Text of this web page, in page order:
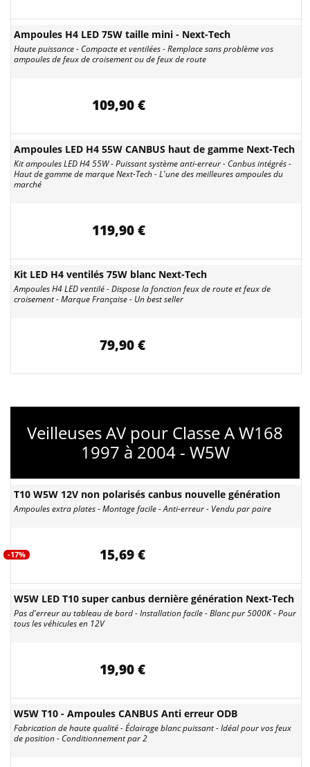
Ampoules H4 LED 75W taille mini - Next-Tech
Haute puissance - Compacte et ventilées - Remplace sans problème vos
ampoules de feux de croisement ou de feux de route
109,90 €
Ampoules LED H4 55W CANBUS haut de gamme Next-Tech
Kit ampoules LED H4 55W - Puissant système anti-erreur - Canbus intégrés -
Haut de gamme de marque Next-Tech - L'une des meilleures ampoules du
marché
119,90 €
Kit LED H4 ventilés 75W blanc Next-Tech
Ampoules H4 LED ventilé - Dispose la fonction feux de route et feux de
croisement - Marque Française - Un best seller
79,90 €
Veilleuses AV pour Classe A W168
1997 à 2004 - W5W
T10 W5W 12V non polarisés canbus nouvelle génération
Ampoules extra plates - Montage facile - Anti-erreur - Vendu par paire
-17% 15,69 €
W5W LED T10 super canbus dernière génération Next-Tech
Pas d'erreur au tableau de bord - Installation facile - Blanc pur 5000K - Pour
tous les véhicules en 12V
19,90 €
W5W T10 - Ampoules CANBUS Anti erreur ODB
Fabrication de haute qualité - Éclairage blanc puissant - Idéal pour vos feux
de position - Conditionnement par 2